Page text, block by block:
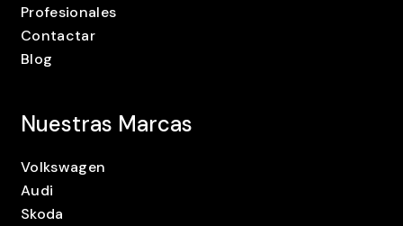
Profesionales
Contactar
Blog
Nuestras Marcas
Volkswagen
Audi
Skoda